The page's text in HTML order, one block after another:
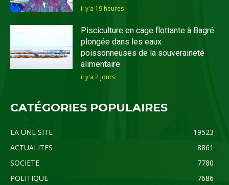
il y'a 19 heures
Pisciculture en cage flottante à Bagré :
plongée dans les eaux
poissonneuses de la souveraineté
alimentaire
il y'a 2 jours
CATÉGORIES POPULAIRES
LA UNE SITE
19523
ACTUALITES
8861
SOCIETE
7780
POLITIQUE
7686